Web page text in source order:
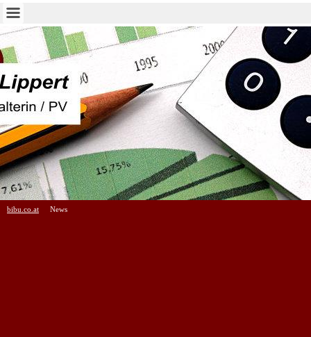
bibu.co.at News